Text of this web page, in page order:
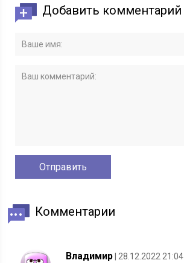
Добавить комментарий
Комментарии
Владимир | 28.12.2022 21:04